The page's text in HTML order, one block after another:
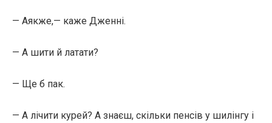
— Аякже,— каже Дженні.
— А шити й латати?
— Ще б пак.
— А лічити курей? А знаєш, скільки пенсів у шилінгу і